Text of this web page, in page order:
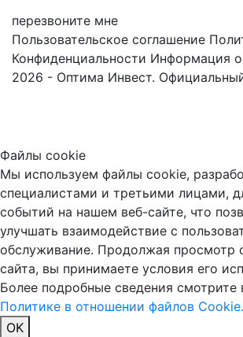
перезвоните мне
Пользовательское соглашение
Конфиденциальности Информация
2026 - Оптима Инвест.
Файлы cookie
Мы используем файлы cookie,
специалистами и третьими лицами,
событий на нашем веб-сайте, что
улучшать взаимодействие с
обслуживание. Продолжая просмотр
сайта, вы принимаете условия его
Более подробные сведения смотрите
Политике в отношении файлов Cookie.
OK